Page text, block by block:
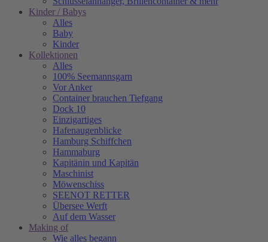
Kinder / Babys
Alles
Baby
Kinder
Kollektionen
Alles
100% Seemannsgarn
Vor Anker
Container brauchen Tiefgang
Dock 10
Einzigartiges
Hafenaugen­blicke
Hamburg Schiffchen
Hammaburg
Kapitänin und Kapitän
Maschinist
Möwenschiss
SEENOT RETTER
Übersee Werft
Auf dem Wasser
Making of
Wie alles begann